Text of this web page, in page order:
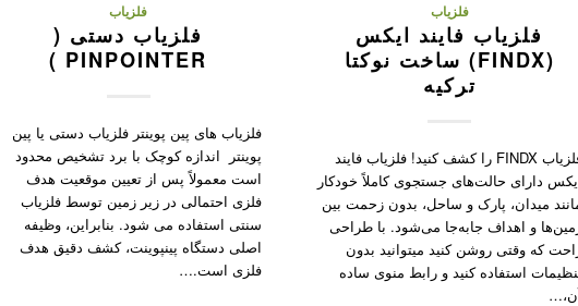
فلزیاب
فلزیاب فایند ایکس
(FINDX) ساخت نوکتا
ترکیه
فلزیاب FINDX را کشف کنید! فلزیاب فایند
دارای حالت‌های جستجوی کاملاً خودکار
میدان، پارک و ساحل، بدون زحمت بین
و اهداف جابه‌جا می‌شود. با طراحی
که وقتی روشن کنید میتوانید بدون
استفاده کنید و رابط منوی ساده
فلزیاب
فلزیاب دستی (
PINPOINTER )
فلزیاب های پین پوینتر فلزیاب دستی یا پین
پوینتر اندازه کوچک با برد تشخیص محدود
است معمولاً پس از تعیین موقعیت هدف
فلزی احتمالی در زیر زمین توسط فلزیاب
سنتی استفاده می شود. بنابراین، وظیفه
اصلی دستگاه پینپوینت، کشف دقیق هدف
فلزی است.…